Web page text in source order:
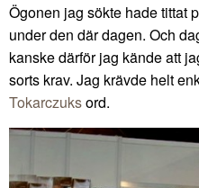
Ögonen jag sökte hade tittat
under den där dagen. Och
kanske därför jag kände att
sorts krav. Jag krävde helt
Tokarczuksord.